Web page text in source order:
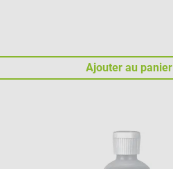
Ajouter au panier